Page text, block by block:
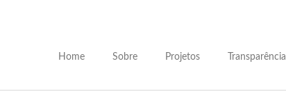
Home Sobre Projetos Transparência